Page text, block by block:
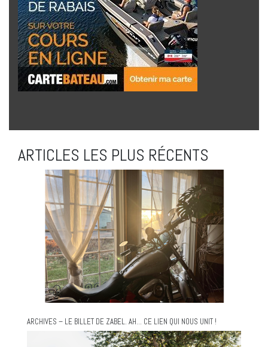
ARTICLES LES PLUS RÉCENTS
ARCHIVES – LE BILLET DE ZABEL. AH… CE LIEN QUI NOUS UNIT !